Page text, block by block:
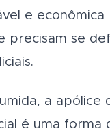
e econômica
precisam se
a apólice
é uma forma